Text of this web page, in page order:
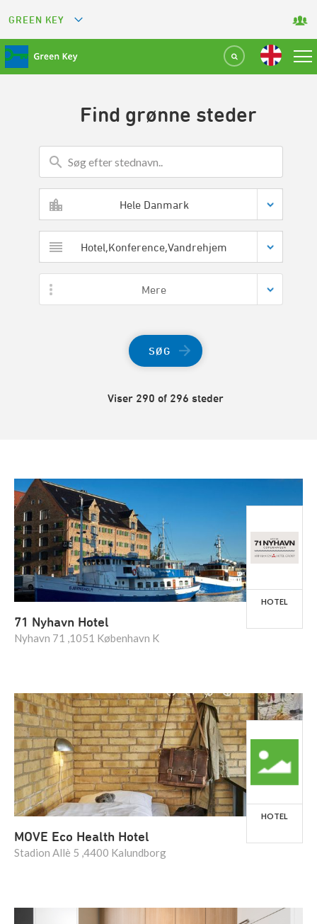
GREEN KEY
GREEN RESTAURANT
GREEN SPORT FACILITY
GREEN CAMPING
GREEN ATTRACTION
Find grønne steder
Hele Danmark
Hotel,Konference,Vandrehjem
Mere
SØG
Viser 290 of 296 steder
71 Nyhavn Hotel
Nyhavn 71 ,1051 København K
HOTEL
MOVE Eco Health Hotel
Stadion Allè 5 ,4400 Kalundborg
HOTEL